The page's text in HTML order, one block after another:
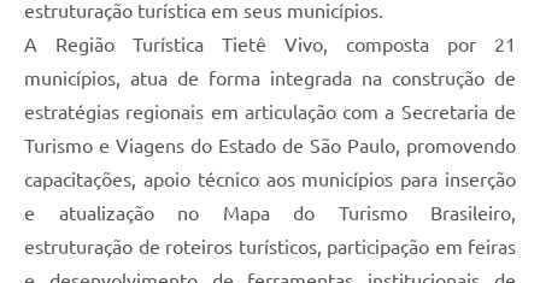
estruturação turística em seus municípios.
A Região Turística Tietê Vivo, composta por 21
municípios, atua de forma integrada na construção de
estratégias regionais em articulação com a Secretaria de
Turismo e Viagens do Estado de São Paulo, promovendo
capacitações, apoio técnico aos municípios para inserção
e atualização no Mapa do Turismo Brasileiro,
estruturação de roteiros turísticos, participação em feiras